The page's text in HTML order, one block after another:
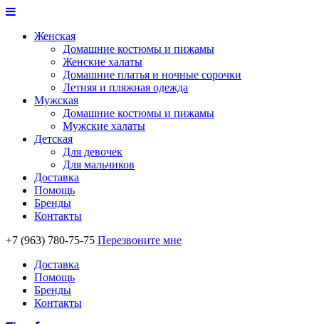
Женская
Домашние костюмы и пижамы
Женские халаты
Домашние платья и ночные сорочки
Летняя и пляжная одежда
Мужская
Домашние костюмы и пижамы
Мужские халаты
Детская
Для девочек
Для мальчиков
Доставка
Помощь
Бренды
Контакты
+7 (963) 780-75-75 Перезвоните мне
Доставка
Помощь
Бренды
Контакты